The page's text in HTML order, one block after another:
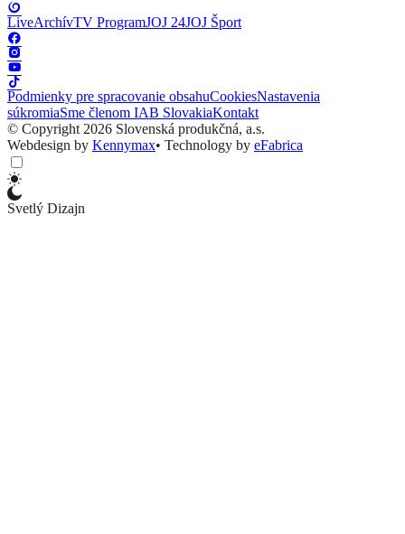
LiveArchívTV ProgramJOJ 24JOJ Šport
Podmienky pre spracovanie obsahuCookiesNastavenia
súkromiaSme členom IAB SlovakiaKontakt
© Copyright 2026 Slovenská produkčná, a.s.
Webdesign by Kennymax• Technology by eFabrica
Svetlý Dizajn